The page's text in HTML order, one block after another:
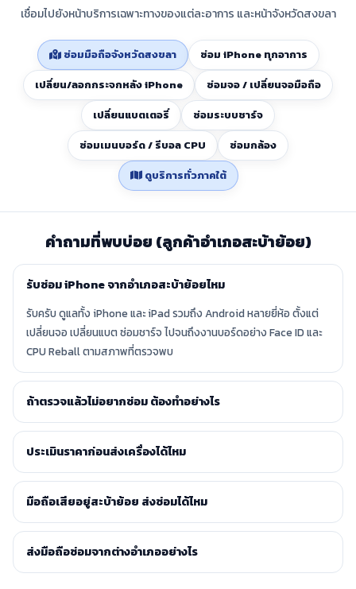
เชื่อมไปยังหน้าบริการเฉพาะทางของแต่ละอาการ และหน้าจังหวัดสงขลา
ซ่อมมือถือจังหวัดสงขลา
ซ่อม iPhone ทุกอาการ
เปลี่ยน/ลอกกระจกหลัง iPhone
ซ่อมจอ / เปลี่ยนจอมือถือ
เปลี่ยนแบตเตอรี่
ซ่อมระบบชาร์จ
ซ่อมเมนบอร์ด / รีบอล CPU
ซ่อมกล้อง
ดูบริการทั่วภาคใต้
คำถามที่พบบ่อย (ลูกค้าอำเภอสะบ้าย้อย)
รับซ่อม iPhone จากอำเภอสะบ้าย้อยไหม
รับครับ ดูแลทั้ง iPhone และ iPad รวมถึง Android หลายยี่ห้อ ตั้งแต่
เปลี่ยนจอ เปลี่ยนแบต ซ่อมชาร์จ ไปจนถึงงานบอร์ดอย่าง Face ID และ
CPU Reball ตามสภาพที่ตรวจพบ
ถ้าตรวจแล้วไม่อยากซ่อม ต้องทำอย่างไร
ประเมินราคาก่อนส่งเครื่องได้ไหม
มือถือเสียอยู่สะบ้าย้อย ส่งซ่อมได้ไหม
ส่งมือถือซ่อมจากต่างอำเภออย่างไร